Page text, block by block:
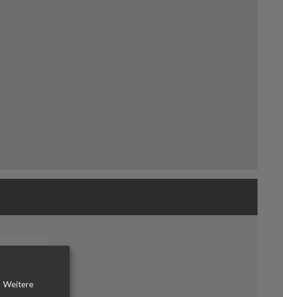
Weitere